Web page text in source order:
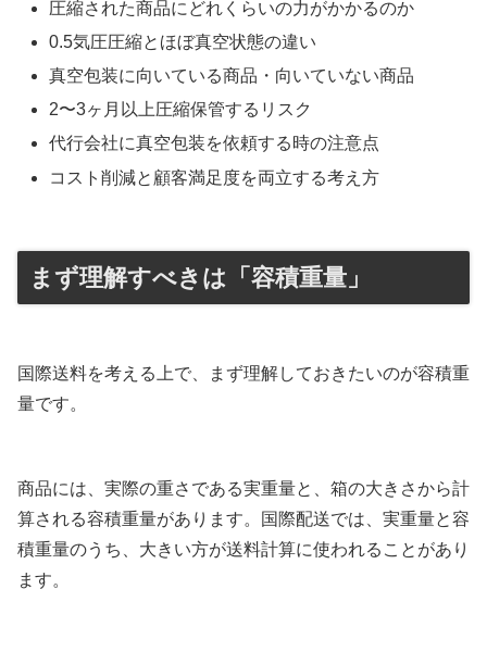
圧縮された商品にどれくらいの力がかかるのか
0.5気圧圧縮とほぼ真空状態の違い
真空包装に向いている商品・向いていない商品
2〜3ヶ月以上圧縮保管するリスク
代行会社に真空包装を依頼する時の注意点
コスト削減と顧客満足度を両立する考え方
まず理解すべきは「容積重量」
国際送料を考える上で、まず理解しておきたいのが容積重
量です。
商品には、実際の重さである実重量と、箱の大きさから計
算される容積重量があります。国際配送では、実重量と容
積重量のうち、大きい方が送料計算に使われることがあり
ます。